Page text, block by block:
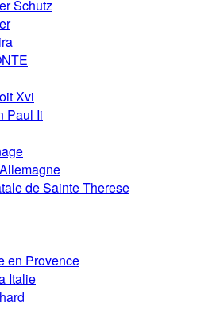
Schutz
Xvi
Paul Ii
de Sainte Therese
en Provence
Italie